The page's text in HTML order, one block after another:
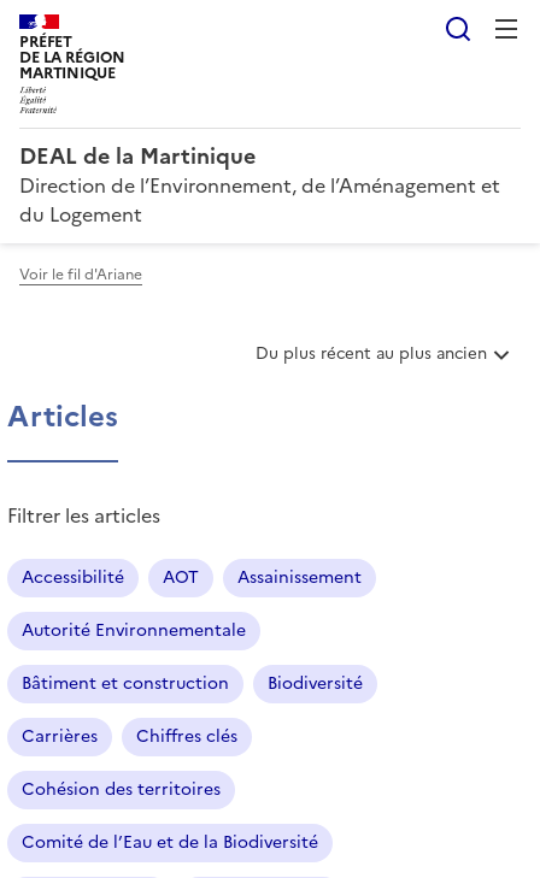
PRÉFET
DE LA RÉGION
MARTINIQUE
DEAL de la Martinique
Direction de l’Environnement, de l’Aménagement et
du Logement
Voir le fil d'Ariane
T
t
i
c
e
Du plus récent au plus ancien
Articles
Filtrer les articles
Accessibilité AOT Assainissement
Autorité Environnementale
Bâtiment et construction Biodiversité
Carrières Chiffres clés
Cohésion des territoires
Comité de l’Eau et de la Biodiversité